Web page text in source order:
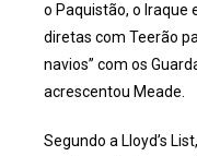
o Paquistão, o Iraque
diretas com Teerão
navios” com os
acrescentou Meade.
Segundo a Lloyd’s